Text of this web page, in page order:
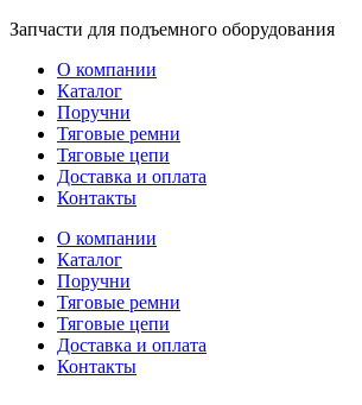
Перейти
содержимому
Запчасти для подъемного оборудования
О компании
Каталог
Поручни
Тяговые ремни
Тяговые цепи
Доставка и оплата
Контакты
О компании
Каталог
Поручни
Тяговые ремни
Тяговые цепи
Доставка и оплата
Контакты